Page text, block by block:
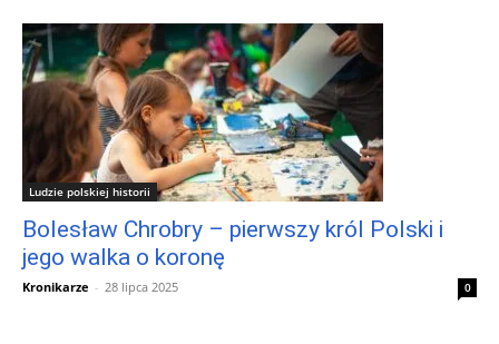
Ludzie polskiej historii
Bolesław Chrobry – pierwszy król Polski i
jego walka o koronę
Kronikarze - 28 lipca 2025 0